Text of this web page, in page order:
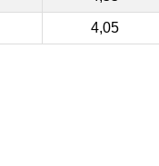
4,05